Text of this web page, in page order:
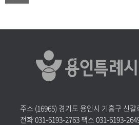
주소 (16965) 경기도 용인시 기흥구 신
전화031-6193-2763 팩스 031-6193-